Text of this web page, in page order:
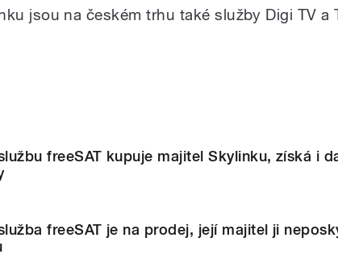
jsou na českém trhu také služby Digi TV a
freeSAT kupuje majitel Skylinku, získá i
freeSAT je na prodej, její majitel ji